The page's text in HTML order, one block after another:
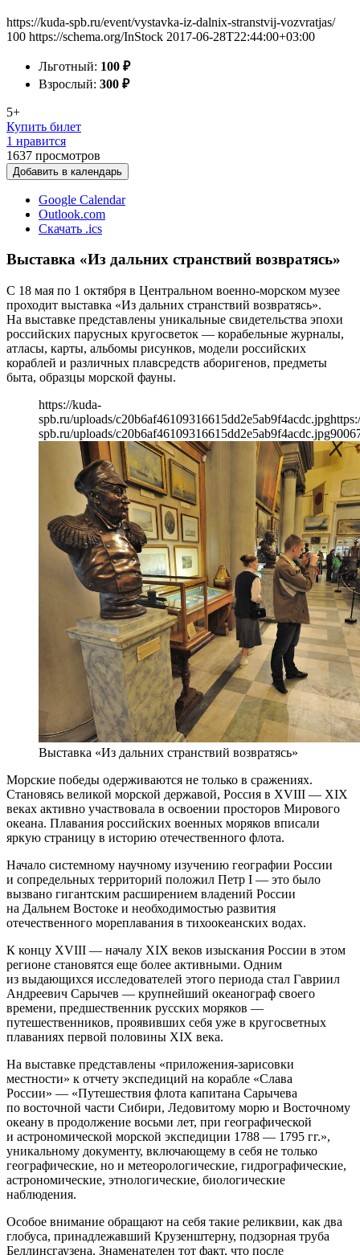
https://kuda-spb.ru/event/vystavka-iz-dalnix-stranstvij-vozvratjas/
100 https://schema.org/InStock 2017-06-28T22:44:00+03:00
Льготный: 100 ₽
Взрослый: 300 ₽
5+
Купить билет
1 нравится
1637 просмотров
Добавить в календарь
Google Calendar
Outlook.com
Скачать .ics
Выставка «Из дальних странствий возвратясь»
С 18 мая по 1 октября в Центральном военно-морском музее
проходит выставка «Из дальних странствий возвратясь».
На выставке представлены уникальные свидетельства эпохи
российских парусных кругосветок — корабельные журналы,
атласы, карты, альбомы рисунков, модели российских
кораблей и различных плавсредств аборигенов, предметы
быта, образцы морской фауны.
https://kuda-
spb.ru/uploads/c20b6af46109316615dd2e5ab9f4acdc.jpg
spb.ru/uploads/c20b6af46109316615dd2e5ab9f4acdc.jpg900
Выставка «Из дальних странствий возвратясь»
Морские победы одерживаются не только в сражениях.
Становясь великой морской державой, Россия в XVIII — XIX
веках активно участвовала в освоении просторов Мирового
океана. Плавания российских военных моряков вписали
яркую страницу в историю отечественного флота.
Начало системному научному изучению географии России
и сопредельных территорий положил Петр I — это было
вызвано гигантским расширением владений России
на Дальнем Востоке и необходимостью развития
отечественного мореплавания в тихоокеанских водах.
К концу XVIII — началу XIX веков изыскания России в этом
регионе становятся еще более активными. Одним
из выдающихся исследователей этого периода стал Гавриил
Андреевич Сарычев — крупнейший океанограф своего
времени, предшественник русских моряков —
путешественников, проявивших себя уже в кругосветных
плаваниях первой половины XIX века.
На выставке представлены «приложения-зарисовки
местности» к отчету экспедиций на корабле «Слава
России» — «Путешествия флота капитана Сарычева
по восточной части Сибири, Ледовитому морю и Восточному
океану в продолжение восьми лет, при географической
и астрономической морской экспедиции 1788 — 1795 гг.»,
уникальному документу, включающему в себя не только
географические, но и метеорологические, гидрографические,
астрономические, этнологические, биологические
наблюдения.
Особое внимание обращают на себя такие реликвии, как два
глобуса, принадлежавший Крузенштерну, подзорная труба
Беллинсгаузена. Знаменателен тот факт, что после